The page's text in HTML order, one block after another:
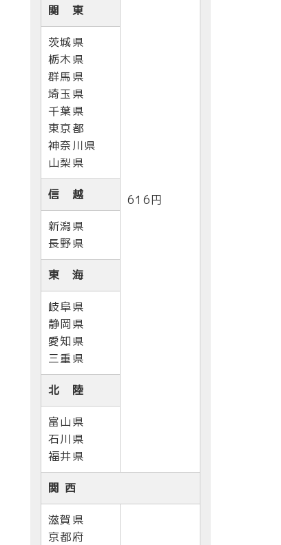
616円
関 東
茨城県
栃木県
群馬県
埼玉県
千葉県
東京都
神奈川県
山梨県
信 越
新潟県
長野県
東 海
岐阜県
静岡県
愛知県
三重県
北 陸
富山県
石川県
福井県
関 西
滋賀県
京都府